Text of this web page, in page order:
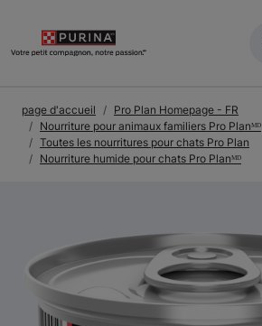
page d'accueil
Pro Plan Homepage - FR
Nourriture pour animaux familiers Pro Planᴹᴰ
Toutes les nourritures pour chats Pro Plan
Nourriture humide pour chats Pro Planᴹᴰ